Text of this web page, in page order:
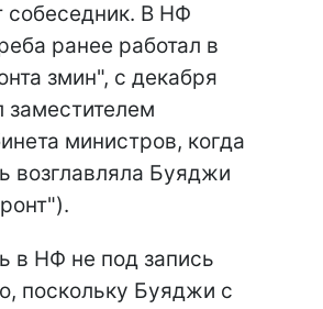
собеседник. В НФ
ранее работал в
змин", с декабря
заместителем
министров, когда
возглавляла Буяджи
в НФ не под запись
поскольку Буяджи с